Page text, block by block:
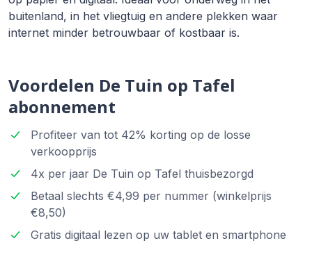
buitenland, in het vliegtuig en andere plekken waar
internet minder betrouwbaar of kostbaar is.
Voordelen De Tuin op Tafel
abonnement
Profiteer van tot 42% korting op de losse
verkoopprijs
4x per jaar De Tuin op Tafel thuisbezorgd
Betaal slechts €4,99 per nummer (winkelprijs
€8,50)
Gratis digitaal lezen op uw tablet en smartphone